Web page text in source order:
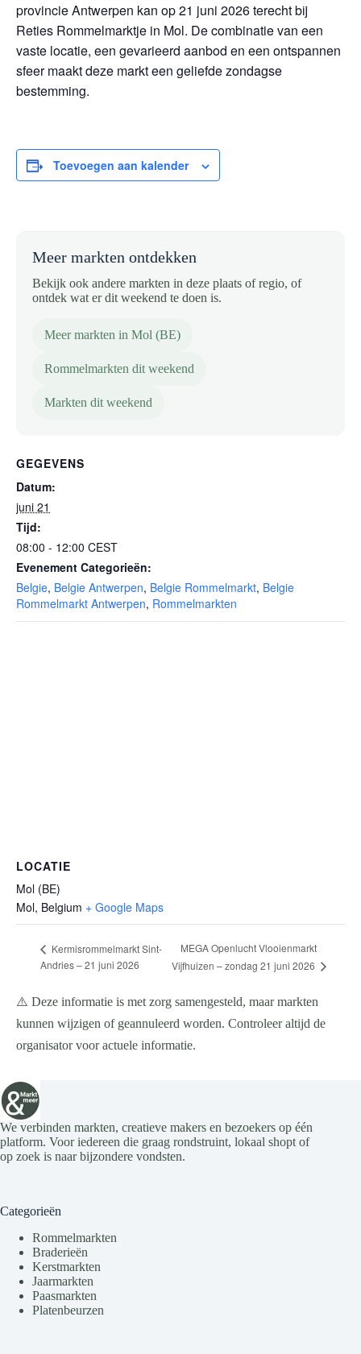
provincie Antwerpen kan op 21 juni 2026 terecht bij
Reties Rommelmarktje in Mol. De combinatie van een
vaste locatie, een gevarieerd aanbod en een ontspannen
sfeer maakt deze markt een geliefde zondagse
bestemming.
Toevoegen aan kalender
Meer markten ontdekken
Bekijk ook andere markten in deze plaats of regio, of
ontdek wat er dit weekend te doen is.
Meer markten in Mol (BE)
Rommelmarkten dit weekend
Markten dit weekend
GEGEVENS
Datum:
juni 21
Tijd:
08:00 - 12:00 CEST
Evenement Categorieën:
Belgie, Belgie Antwerpen, Belgie Rommelmarkt, Belgie
Rommelmarkt Antwerpen, Rommelmarkten
LOCATIE
Mol (BE)
Mol, Belgium + Google Maps
Kermisrommelmarkt Sint-
Andries – 21 juni 2026
MEGA Openlucht Vlooienmarkt
Vijfhuizen – zondag 21 juni 2026
⚠️ Deze informatie is met zorg samengesteld, maar markten
kunnen wijzigen of geannuleerd worden. Controleer altijd de
organisator voor actuele informatie.
We verbinden markten, creatieve makers en bezoekers op één
platform. Voor iedereen die graag rondstruint, lokaal shopt of
op zoek is naar bijzondere vondsten.
Categorieën
Rommelmarkten
Braderieën
Kerstmarkten
Jaarmarkten
Paasmarkten
Platenbeurzen